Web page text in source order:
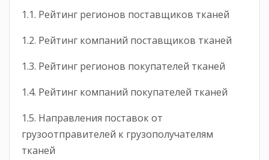
1.1. Рейтинг регионов поставщиков тканей
1.2. Рейтинг компаний поставщиков тканей
1.3. Рейтинг регионов покупателей тканей
1.4. Рейтинг компаний покупателей тканей
1.5. Направления поставок от
грузоотправителей к грузополучателям
тканей